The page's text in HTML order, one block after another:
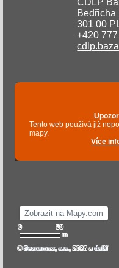
CDLP
Bedřicha
301 00
+420